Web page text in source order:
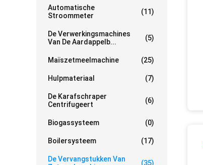
Automatische
Stroommeter
(11)
De Verwerkingsmachines
Van De Aardappelb...
(5)
Maïszetmeelmachine (25)
Hulpmateriaal (7)
De Karafschraper
Centrifugeert
(6)
Biogassysteem (0)
Boilersysteem (17)
De Vervangstukken Van
(35)